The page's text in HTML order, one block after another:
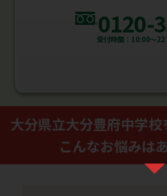
0120-
受付時間：10:00～
大分県立大分豊府中学校
こんなお悩みは